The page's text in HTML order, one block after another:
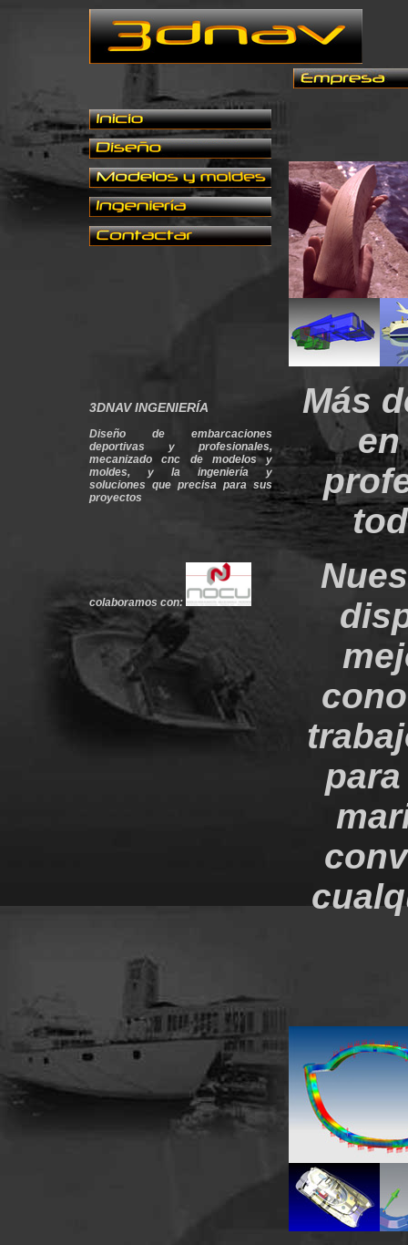
3DNAV INGENIERÍA
Diseño de embarcaciones
deportivas y profesionales,
mecanizado cnc de modelos y
moldes, y la ingeniería y
soluciones que precisa para sus
proyectos
colaboramos con:
Más